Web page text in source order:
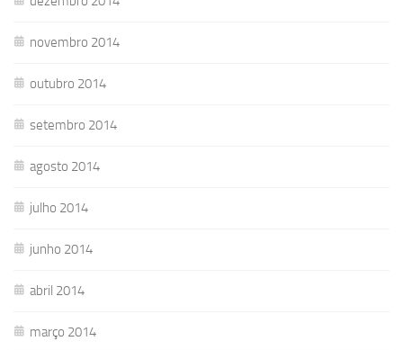
novembro 2014
outubro 2014
setembro 2014
agosto 2014
julho 2014
junho 2014
abril 2014
março 2014